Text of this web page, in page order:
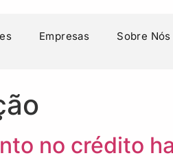
Empresas Sobre Nós
no crédito